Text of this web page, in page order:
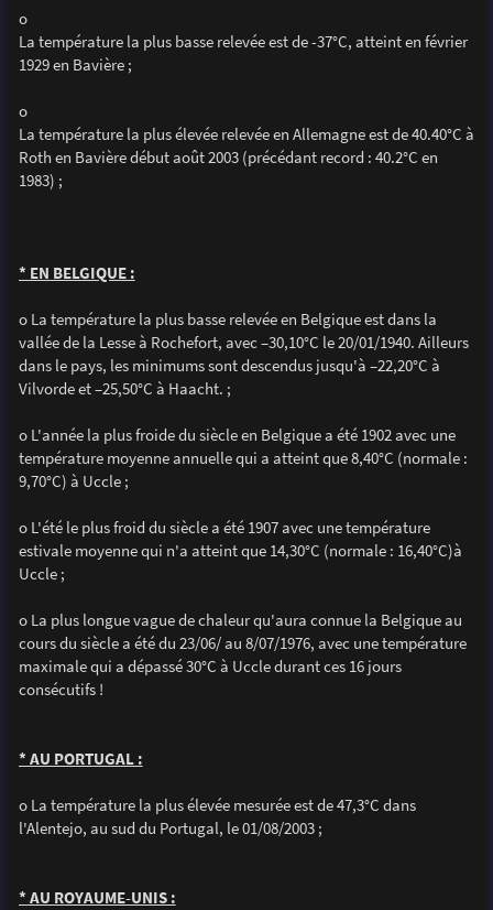
o
La température la plus basse relevée est de -37°C, atteint en février
1929 en Bavière ;
o
La température la plus élevée relevée en Allemagne est de 40.40°C à
Roth en Bavière début août 2003 (précédant record : 40.2°C en
1983) ;
* EN BELGIQUE :
o La température la plus basse relevée en Belgique est dans la
vallée de la Lesse à Rochefort, avec –30,10°C le 20/01/1940. Ailleurs
dans le pays, les minimums sont descendus jusqu'à –22,20°C à
Vilvorde et –25,50°C à Haacht. ;
o L'année la plus froide du siècle en Belgique a été 1902 avec une
température moyenne annuelle qui a atteint que 8,40°C (normale :
9,70°C) à Uccle ;
o L'été le plus froid du siècle a été 1907 avec une température
estivale moyenne qui n'a atteint que 14,30°C (normale : 16,40°C)à
Uccle ;
o La plus longue vague de chaleur qu'aura connue la Belgique au
cours du siècle a été du 23/06/ au 8/07/1976, avec une température
maximale qui a dépassé 30°C à Uccle durant ces 16 jours
consécutifs !
* AU PORTUGAL :
o La température la plus élevée mesurée est de 47,3°C dans
l'Alentejo, au sud du Portugal, le 01/08/2003 ;
* AU ROYAUME-UNIS :